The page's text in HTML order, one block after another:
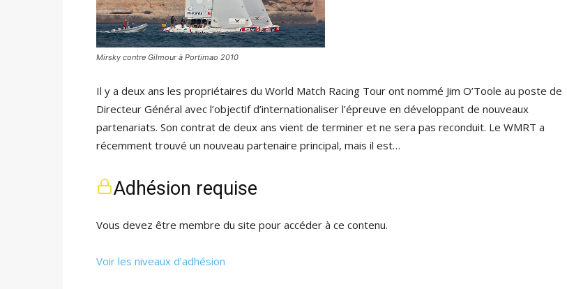
Mirsky contre Gilmour à Portimao 2010
Il y a deux ans les propriétaires du World Match Racing Tour ont nommé Jim O’Toole au poste de
Directeur Général avec l’objectif d’internationaliser l’épreuve en développant de nouveaux
partenariats. Son contrat de deux ans vient de terminer et ne sera pas reconduit. Le WMRT a
récemment trouvé un nouveau partenaire principal, mais il est…
Adhésion requise
Vous devez être membre du site pour accéder à ce contenu.
Voir les niveaux d’adhésion